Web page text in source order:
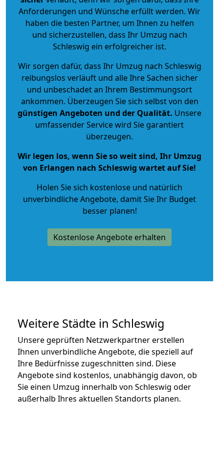
Anforderungen und Wünsche erfüllt werden. Wir
haben die besten Partner, um Ihnen zu helfen
und sicherzustellen, dass Ihr Umzug nach
Schleswig ein erfolgreicher ist.
Wir sorgen dafür, dass Ihr Umzug nach Schleswig
reibungslos verläuft und alle Ihre Sachen sicher
und unbeschadet an Ihrem Bestimmungsort
ankommen. Überzeugen Sie sich selbst von den
günstigen Angeboten und der Qualität. Unsere
umfassender Service wird Sie garantiert
überzeugen.
Wir legen los, wenn Sie so weit sind, Ihr Umzug
von Erlangen nach Schleswig wartet auf Sie!
Holen Sie sich kostenlose und natürlich
unverbindliche Angebote, damit Sie Ihr Budget
besser planen!
Kostenlose Angebote erhalten
Weitere Städte in Schleswig
Unsere geprüften Netzwerkpartner erstellen
Ihnen unverbindliche Angebote, die speziell auf
Ihre Bedürfnisse zugeschnitten sind. Diese
Angebote sind kostenlos, unabhängig davon, ob
Sie einen Umzug innerhalb von Schleswig oder
außerhalb Ihres aktuellen Standorts planen.